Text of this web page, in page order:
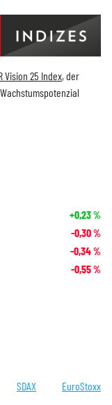
Vision 25 Index, der
+0,23%
-0,30%
-0,34%
-0,55%
SDAX EuroStoxx